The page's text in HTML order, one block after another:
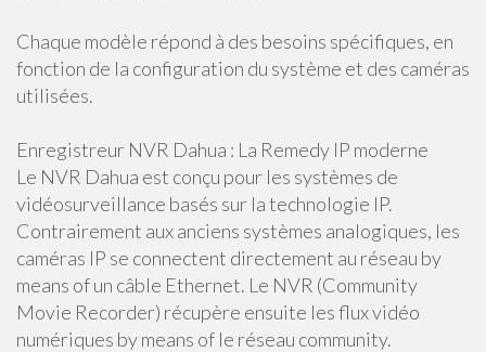
Chaque modèle répond à des besoins spécifiques, en
fonction de la configuration du système et des caméras
utilisées.
Enregistreur NVR Dahua : La Remedy IP moderne
Le NVR Dahua est conçu pour les systèmes de
vidéosurveillance basés sur la technologie IP.
Contrairement aux anciens systèmes analogiques, les
caméras IP se connectent directement au réseau by
means of un câble Ethernet. Le NVR (Community
Movie Recorder) récupère ensuite les flux vidéo
numériques by means of le réseau community.